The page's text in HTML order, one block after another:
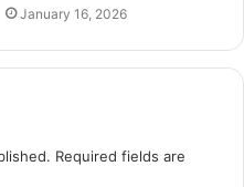
January 16, 2026
Required fields are